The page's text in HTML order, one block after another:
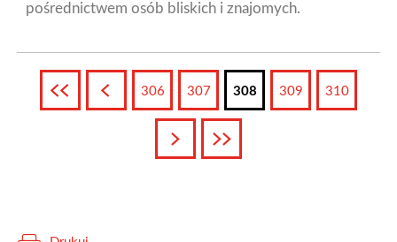
pośrednictwem osób bliskich i znajomych.
Pierwsza Poprzednia
306 307 308 309 310
Następna